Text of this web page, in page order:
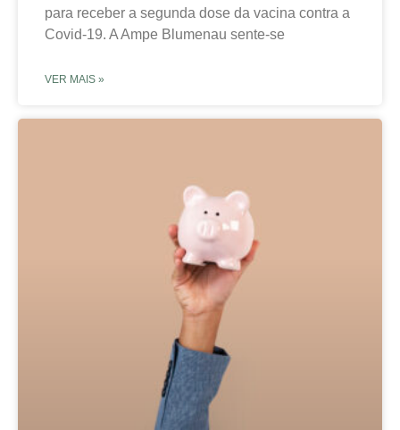
para receber a segunda dose da vacina contra a
Covid-19. A Ampe Blumenau sente-se
VER MAIS »